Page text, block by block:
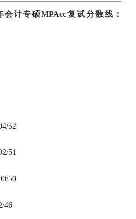
会计专硕MPAcc复试分数线：
52
51
50
46